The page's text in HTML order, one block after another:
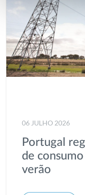
06 JULHO 2026
Portugal
de
verão